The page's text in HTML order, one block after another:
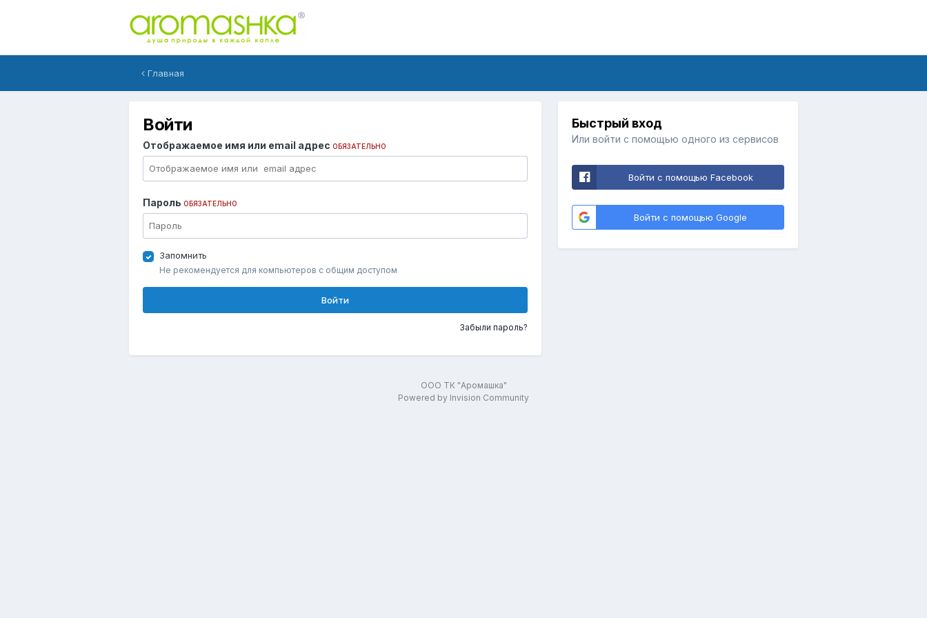
Главная
Войти
Отображаемое имя или email адрес ОБЯЗАТЕЛЬНО
Пароль ОБЯЗАТЕЛЬНО
Запомнить
Не рекомендуется для компьютеров с общим доступом
Войти
Забыли пароль?
Быстрый вход
Или войти с помощью одного из сервисов
Войти с помощью Facebook
Войти с помощью Google
ООО ТК "Аромашка"
Powered by Invision Community